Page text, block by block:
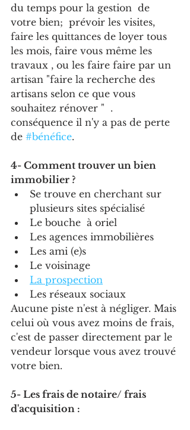
du temps pour la gestion  de
votre bien;  prévoir les visites,
faire les quittances de loyer tous
les mois, faire vous même les
travaux , ou les faire faire par un
artisan "faire la recherche des
artisans selon ce que vous
souhaitez rénover "  .
conséquence il n'y a pas de perte
de #bénéfice.
4- Comment trouver un bien
immobilier ?
Se trouve en cherchant sur
plusieurs sites spécialisé
Le bouche  à oriel
Les agences immobilières
Les ami (e)s
Le voisinage
La prospection
Les réseaux sociaux
Aucune piste n'est à négliger. Mais
celui où vous avez moins de frais,
c'est de passer directement par le
vendeur lorsque vous avez trouvé
votre bien.
5- Les frais de notaire/ frais
d'acquisition :